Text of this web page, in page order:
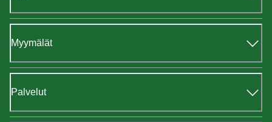
Myymälät
Palvelut